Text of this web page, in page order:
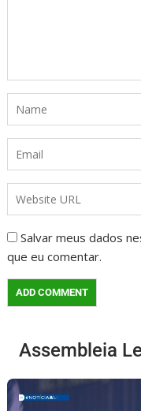
Salvar meus dados
que eu comentar.
Assembleia